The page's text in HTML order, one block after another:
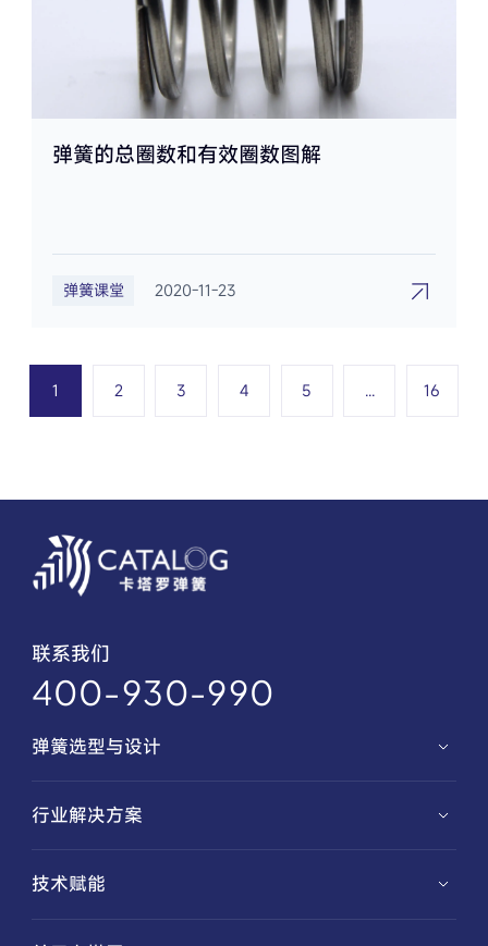
弹簧的总圈数和有效圈数图解
弹簧课堂 2020-11-23
1 2 3 4 5 ... 16
联系我们
400-930-990
弹簧选型与设计
行业解决方案
技术赋能